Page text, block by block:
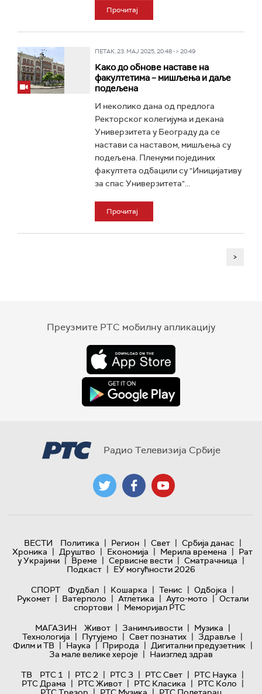
Прочитај
ПЕТАК, 23. МАЈ 2025, 20:48 -> 20:49
Како до обнове наставе на
факултетима – мишљења и даље
подељена
И неколико дана од предлога
Ректорског колегијума и декана
Универзитета у Београду да се
настави са наставом, мишљења су
подељена. Пленуми појединих
факултета одбацили су "Иницијативу
за спас Универзитета"...
Прочитај
>
Преузмите РТС мобилну апликацију
Радио Телевизија Србије
ВЕСТИ Политика | Регион | Свет | Србија данас |
Хроника | Друштво | Економија | Мерила времена | Рат
у Украјини | Време | Сервисне вести | Сматрачница |
Подкаст | ЕУ могућности 2026
СПОРТ
Фудбал | Кошарка | Тенис | Одбојка |
Рукомет | Ватерполо | Атлетика | Ауто-мото | Остали
спортови | Меморијал РТС
МАГАЗИН
Живот | Занимљивости | Музика |
Технологијa | Путујемо | Свет познатих | Здравље |
Филм и ТВ | Наука | Природа | Дигитални предузетник |
За мале велике хероје | Наизглед здрав
ТВ
РТС 1 | РТС 2 | РТС 3 | РТС Свет | РТС Наука |
РТС Драма | РТС Живот | РТС Класика | РТС Коло |